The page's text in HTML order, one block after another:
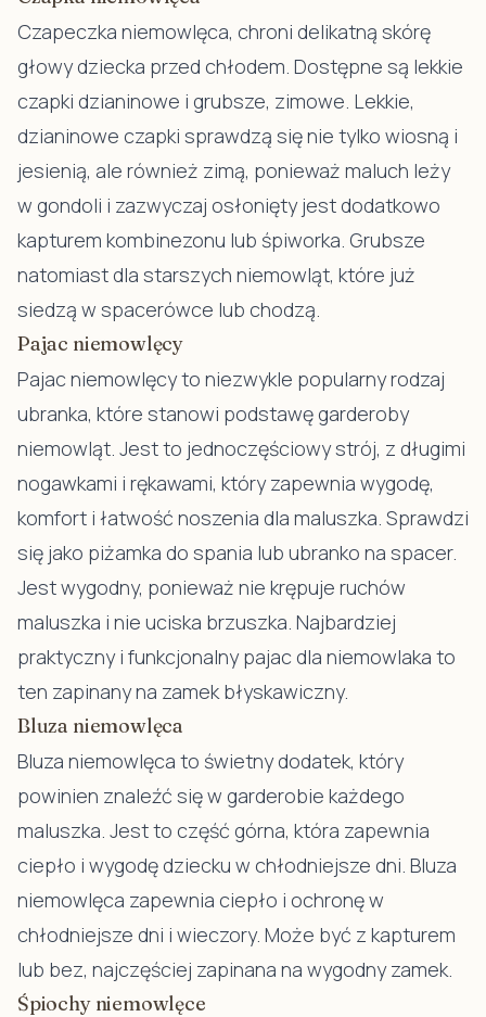
Czapeczka niemowlęca, chroni delikatną skórę
głowy dziecka przed chłodem. Dostępne są lekkie
czapki dzianinowe i grubsze, zimowe. Lekkie,
dzianinowe czapki sprawdzą się nie tylko wiosną i
jesienią, ale również zimą, ponieważ maluch leży
w gondoli i zazwyczaj osłonięty jest dodatkowo
kapturem kombinezonu lub śpiworka. Grubsze
natomiast dla starszych niemowląt, które już
siedzą w spacerówce lub chodzą.
Pajac niemowlęcy
Pajac niemowlęcyto niezwykle popularny rodzaj
ubranka, które stanowi podstawę garderoby
niemowląt. Jest to jednoczęściowy strój, z długimi
nogawkami i rękawami, który zapewnia wygodę,
komfort i łatwość noszenia dla maluszka. Sprawdzi
się jako piżamka do spania lub ubranko na spacer.
Jest wygodny, ponieważ nie krępuje ruchów
maluszka i nie uciska brzuszka. Najbardziej
praktyczny i funkcjonalny pajac dla niemowlaka to
ten zapinany na zamek błyskawiczny.
Bluza niemowlęca
Bluza niemowlęca to świetny dodatek, który
powinien znaleźć się w garderobie każdego
maluszka. Jest to część górna, która zapewnia
ciepło i wygodę dziecku w chłodniejsze dni. Bluza
niemowlęca zapewnia ciepło i ochronę w
chłodniejsze dni i wieczory. Może być z kapturem
lub bez, najczęściej zapinana na wygodny zamek.
Śpiochy niemowlęce